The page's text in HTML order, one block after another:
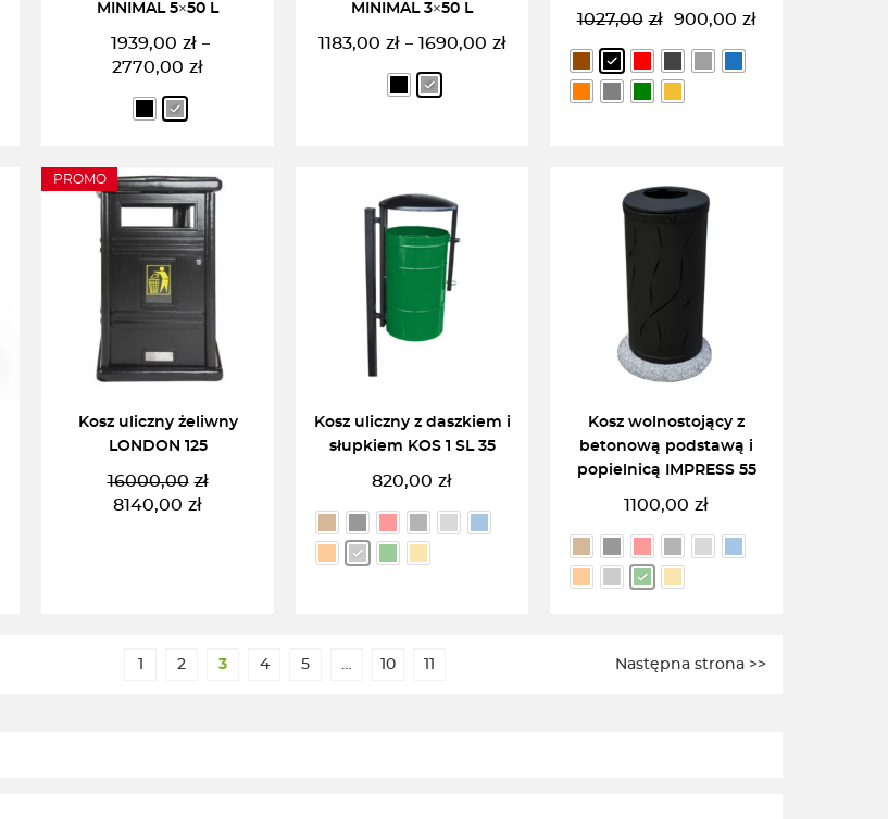
MINIMAL 5×50 L
1939,00 zł –
2770,00 zł
Zakres
od
2770,00zł
WYBIERZ OPCJĘ
MINIMAL 3×50 L
1183,00 zł – 1690,00 zł
Zakres
cen:
od
1027,00 zł
Pierwotna
cena
wynosiła:
1027,00zł.
900,00 zł
Aktualna
cena
wynosi:
900,00zł.
PROMO
Kosz uliczny żeliwny
LONDON 125
16000,00 zł
Pierwotna
8140,00 zł
Aktualna
Kosz uliczny z daszkiem i
słupkiem KOS 1 SL 35
820,00 zł
Kosz wolnostojący z
betonową podstawą i
popielnicą IMPRESS 55
1100,00 zł
2 3 4 5 … 10 Następna strona >>